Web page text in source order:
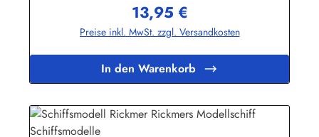
Regulärer Preis:
13,95 €
Preise inkl. MwSt. zzgl. Versandkosten
In den Warenkorb